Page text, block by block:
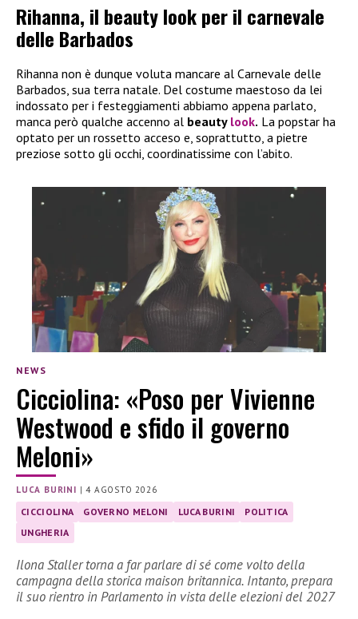
Rihanna, il beauty look per il carnevale
delle Barbados
Rihanna non è dunque voluta mancare al Carnevale delle
Barbados, sua terra natale. Del costume maestoso da lei
indossato per i festeggiamenti abbiamo appena parlato,
manca però qualche accenno al beauty look. La popstar ha
optato per un rossetto acceso e, soprattutto, a pietre
preziose sotto gli occhi, coordinatissime con l’abito.
NEWS
Cicciolina: «Poso per Vivienne
Westwood e sfido il governo
Meloni»
LUCA BURINI |4 AGOSTO 2026
CICCIOLINA GOVERNO MELONI LUCA BURINI
POLITICA
UNGHERIA
Ilona Staller torna a far parlare di sé come volto della
campagna della storica maison britannica. Intanto, prepara
il suo rientro in Parlamento in vista delle elezioni del 2027